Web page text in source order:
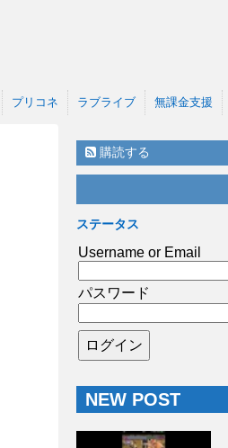
プリコネ ラブライブ 無課金支援
購読する
ステータス
Username or Email
パスワード
NEW POST